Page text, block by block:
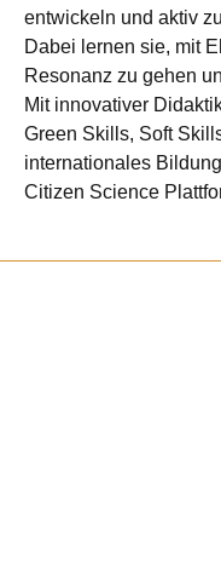
entwickeln und aktiv
Dabei lernen sie, mit
Resonanz zu gehen
Mit innovativer
Green Skills, Soft
internationales
Citizen Science